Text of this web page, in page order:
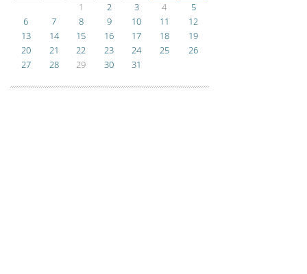
1
2 3 4
5
6
7 8 9 10 11
12
13
14 15 16 17 18
19
20
21 22 23 24 25
26
27
28 29 30 31